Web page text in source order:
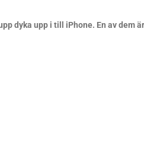
dyka upp i till iPhone. En av dem